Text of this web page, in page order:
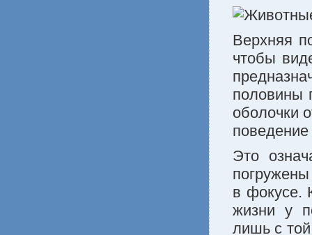
Верхняя
чтобы
половины
оболочки
Это
в фокусе.
жизни у
лишь с